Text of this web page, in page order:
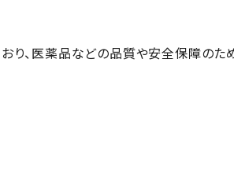
、医薬品などの品質や安全保障のた